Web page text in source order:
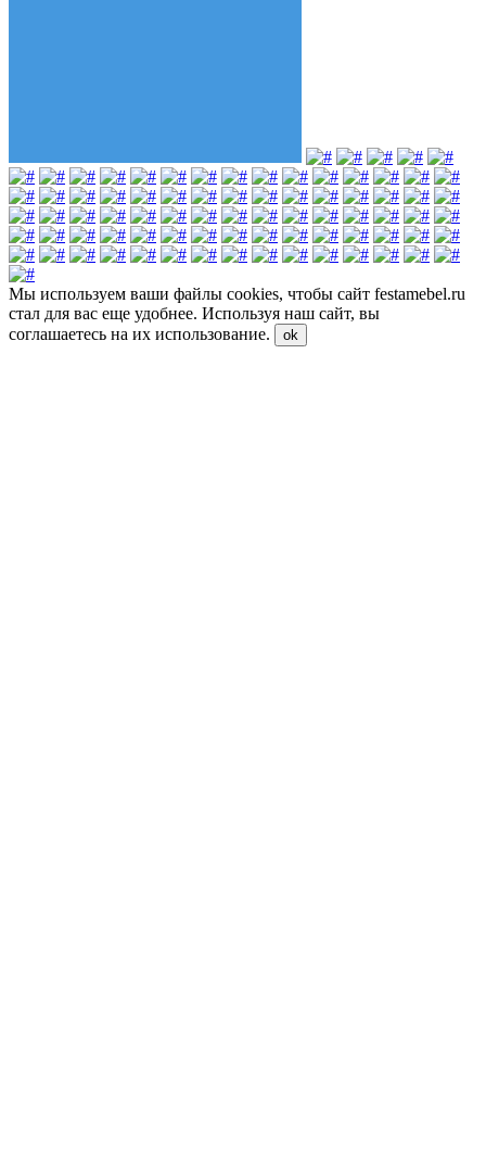
Мы используем ваши файлы cookies, чтобы сайт festamebel.ru
стал для вас еще удобнее. Используя наш сайт, вы
соглашаетесь на их использование.